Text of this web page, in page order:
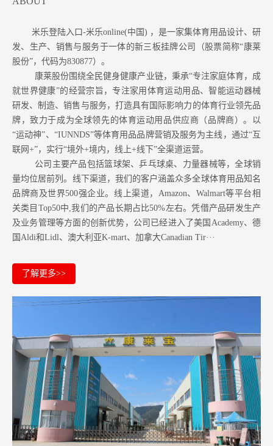
米乐登陆入口-米乐online(中国) ，是一家集体育用品设计、研
发、生产、销售与服务于一体的新三板挂牌公司（股票简称“康莱
股份”，代码为830877）。
康莱股份围绕全民健身健康产业链，秉承“专注家庭体育，成
就世界健康”的经营宗旨，专注家用体育运动用品、智能运动器械
研发、制造、销售与服务，打造具有国际影响力的体育行业领先品
牌，致力于成为全球领先的体育运动用品供应商（品牌商）。以
“运动神”、“IUNNDS”等体育用品品牌营销及服务为主线，通过“互
联网+”，实行“境外+境内，线上+线下”全渠道运营。
公司主要产品包括篮球架、乒乓球桌、力量器械等，全球销
量均位居前列。 线下渠道，我们的客户涵盖众多全球体育用品知名
品牌商及世界500强企业。 线上渠道，Amazon、Walmart等平台相
关类目Top50中,我们的产品长期占比50%左右。凭借产品研发生产
及业务管理等方面的创新优势，公司已经进入了美国Academy、德
国Aldi和Lidl、澳大利亚K-mart、加拿大Canadian Tir···
了解更多>>